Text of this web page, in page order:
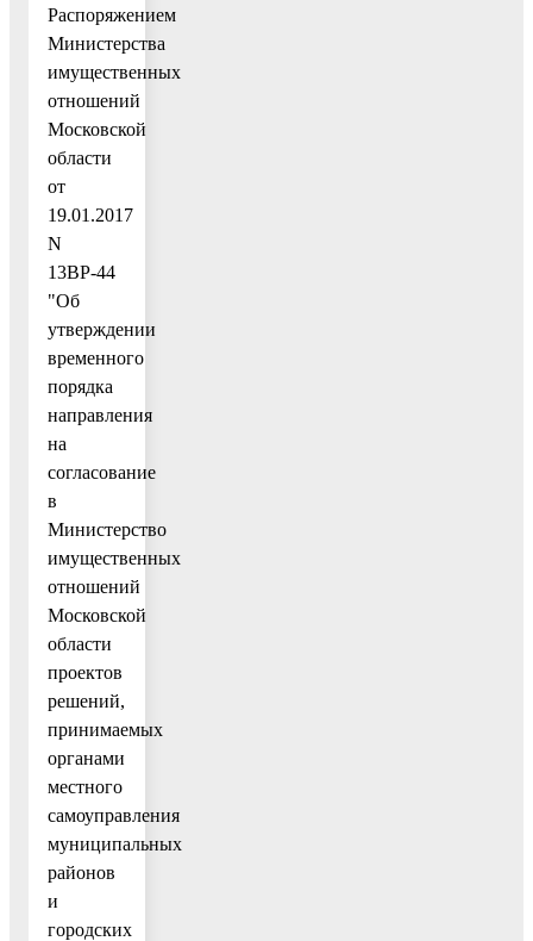
Распоряжением
Министерства
имущественных
отношений
Московской
области
от
19.01.2017
N
13ВР-44
"Об
утверждении
временного
порядка
направления
на
согласование
в
Министерство
имущественных
отношений
Московской
области
проектов
решений,
принимаемых
органами
местного
самоуправления
муниципальных
районов
и
городских